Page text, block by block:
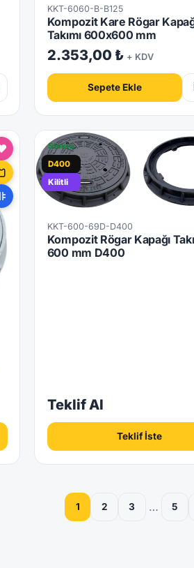
KKT-6060-B-B125
Kompozit Kare Rögar
Takımı 600x600 mm
2.353,00 ₺ + KDV
Sepete Ekle
Stokta
D400
Kilitli
KKT-600-69D-D400
Kompozit Rögar Kapağı
600 mm D400
Teklif Al
Teklif İste
1 2 3 … 5